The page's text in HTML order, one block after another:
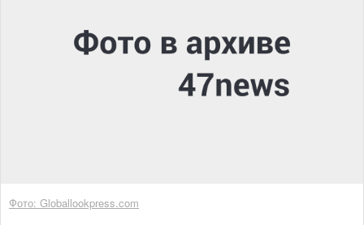
Фото: Globallookpress.com